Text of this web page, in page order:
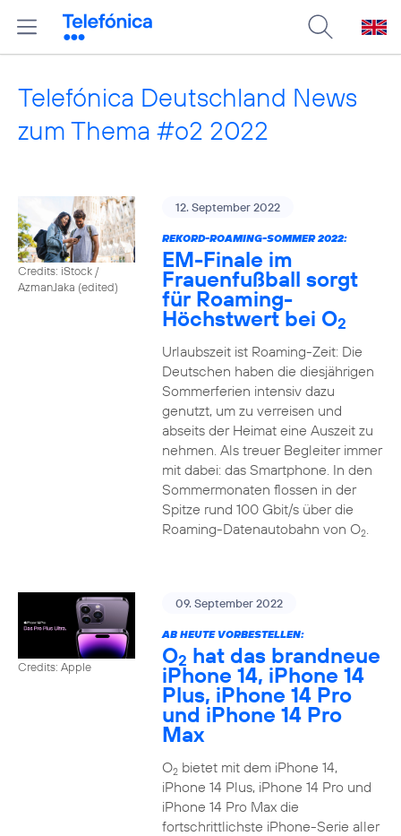
Telefónica Deutschland News
zum Thema #o2 2022
Credits: iStock /
AzmanJaka (edited)
12. September 2022
REKORD-ROAMING-SOMMER 2022:
EM-Finale im
Frauenfußball sorgt
für Roaming-
Höchstwert bei O2
Urlaubszeit ist Roaming-Zeit: Die
Deutschen haben die diesjährigen
Sommerferien intensiv dazu
genutzt, um zu verreisen und
abseits der Heimat eine Auszeit zu
nehmen. Als treuer Begleiter immer
mit dabei: das Smartphone. In den
Sommermonaten flossen in der
Spitze rund 100 Gbit/s über die
Roaming-Datenautobahn von O2.
Credits: Apple
09. September 2022
AB HEUTE VORBESTELLEN:
O2 hat das brandneue
iPhone 14, iPhone 14
Plus, iPhone 14 Pro
und iPhone 14 Pro
Max
O2bietet mit dem iPhone 14,
iPhone 14 Plus, iPhone 14 Pro und
iPhone 14 Pro Max die
fortschrittlichste iPhone-Serie aller